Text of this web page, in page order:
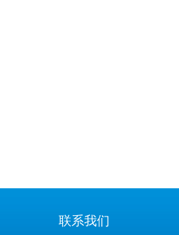
联系我们